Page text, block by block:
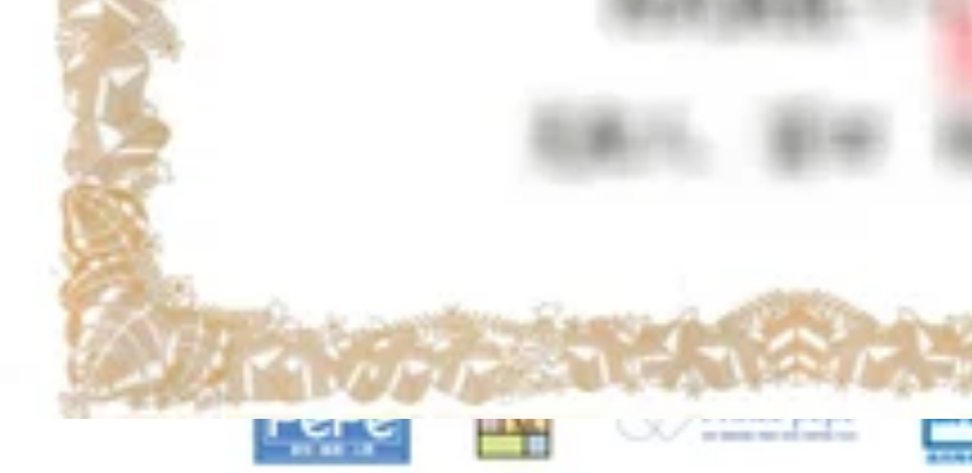
埼玉県飯能市仲町11-21西武飯能ぺぺ 2F
TEL : 042-978-9920
--------------------------------
最近のブログ
約10年間、ありがとうございました！【閉店しました】
リラク西武飯能ペペ店は、2026年7月5日をもって、閉店いたしました。長らくご愛顧いただきました飯能の
にてお承りしています。 飯能店に勤務していた、宮本、遠藤、北野、太田、岡本、川上は引き続き 入間店に
のを楽しみにしております！リラク西武入間ペペ店にてお待ちしております。 Webご予約は、こちらから 入間
ご登録者限定のクーポンも配信中！ https://qr.reraku.jp-------------------------------Re.Ra.Ku 西武入間ペペ店営業時
入間ペペ 館内2階TEL : 042-937-7711--------------------------------
2026.07.15
閉店のお知らせ
いつもRe.Ra.Ku 西武飯能ペペ店をご利用いただき、誠にありがとうございます。 突然のお知らせとなり大変
びとなりました。 これまで多くのお客様にご愛顧賜りましたこと、心より感謝申し上げます。 皆さまとの素
は、私たちスタッフ一同にとって、かけがえのない財産です。 【最終営業日】 2026年7月5日(日) 閉店までの